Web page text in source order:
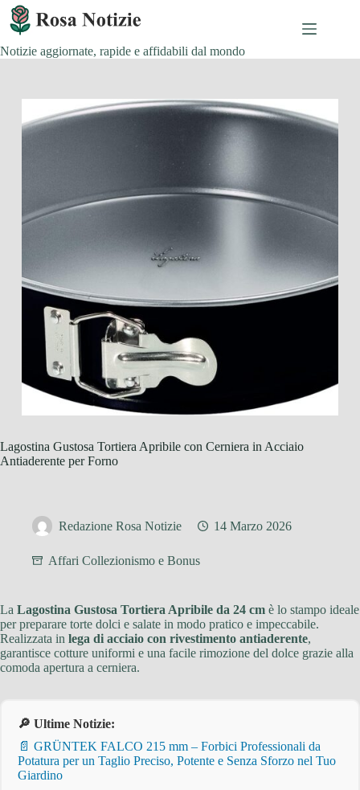
Salta
contenuto
Notizie aggiornate, rapide e affidabili dal mondo
Lagostina Gustosa Tortiera Apribile con Cerniera in Acciaio
Antiaderente per Forno
Redazione Rosa Notizie 14 Marzo 2026
Affari Collezionismo e Bonus
La Lagostina Gustosa Tortiera Apribile da 24 cm è lo stampo ideale
per preparare torte dolci e salate in modo pratico e impeccabile.
Realizzata in lega di acciaio con rivestimento antiaderente,
garantisce cotture uniformi e una facile rimozione del dolce grazie alla
comoda apertura a cerniera.
🔎 Ultime Notizie:
📄 GRÜNTEK FALCO 215 mm – Forbici Professionali da
Potatura per un Taglio Preciso, Potente e Senza Sforzo nel Tuo
Giardino